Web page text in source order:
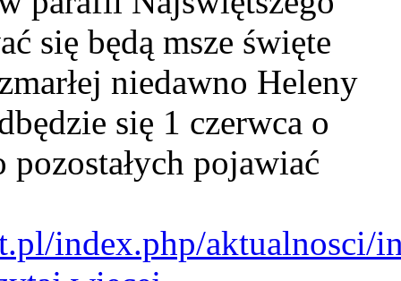
się będą msze święte
niedawno Heleny
się 1 czerwca o
pojawiać
index.php/aktualnosci/